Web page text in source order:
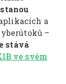
a
–
stává
ve svém